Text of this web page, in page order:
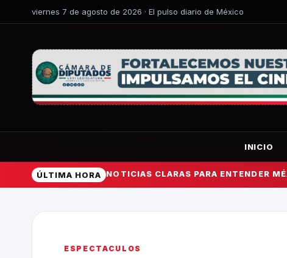
viernes 7 de agosto de 2026 · El pulso diario de México
INICIO
ÚLTIMA HORA NOTICIAS CLARAS PARA ENTENDER
ESPECTACULOS